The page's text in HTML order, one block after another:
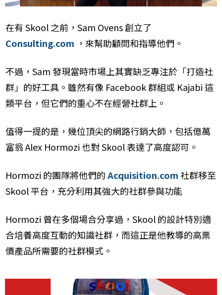
在有 Skool 之前，Sam Ovens 創立了
Consulting.com ，來幫助顧問和指導他們。
不過，Sam 發現當時市場上其實缺乏專注於「打造社
群」的好工具。雖然有像 Facebook 群組或 Kajabi 這
類平台，但它們的重心不在經營社群上。
值得一提的是，幾位頂尖的網路行銷大師，包括億萬
富翁 Alex Hormozi 也對 Skool 表達了高度認可。
Hormozi 的團隊將他們的Acquisition.com社群移至
Skool 平台，充分利用其強大的社群參與功能
Hormozi 曾在多個場合分享過，Skool 的設計特別適
合培養高度互動的知識社群，而這正是他教導的高票
價產品所需要的社群模式。